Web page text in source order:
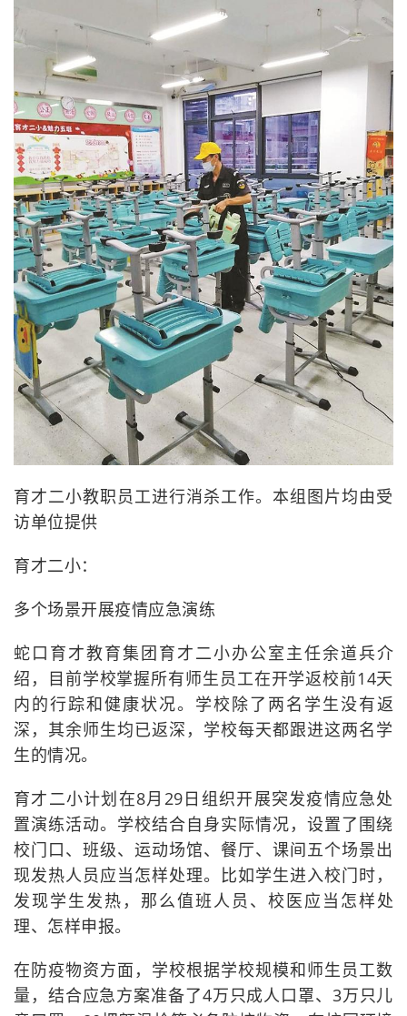
育才二小教职员工进行消杀工作。本组图片均由受
访单位提供
育才二小：
多个场景开展疫情应急演练
蛇口育才教育集团育才二小办公室主任余道兵介
绍，目前学校掌握所有师生员工在开学返校前14天
内的行踪和健康状况。学校除了两名学生没有返
深，其余师生均已返深，学校每天都跟进这两名学
生的情况。
育才二小计划在8月29日组织开展突发疫情应急处
置演练活动。学校结合自身实际情况，设置了围绕
校门口、班级、运动场馆、餐厅、课间五个场景出
现发热人员应当怎样处理。比如学生进入校门时，
发现学生发热，那么值班人员、校医应当怎样处
理、怎样申报。
在防疫物资方面，学校根据学校规模和师生员工数
量，结合应急方案准备了4万只成人口罩、3万只儿